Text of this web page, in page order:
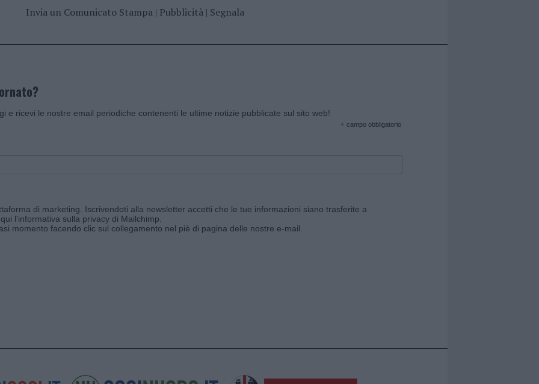
Invia un Comunicato Stampa| Pubblicità| Segnala
e ricevi le nostre email periodiche contenenti le ultime notizie pubblicate sul sito web!
* campo obbligatorio
di marketing. Iscrivendoti alla newsletter accetti che le tue informazioni siano trasferite a
l'informativa sulla privacy di Mailchimp
momento facendo clic sul collegamento nel piè di pagina delle nostre e-mail.